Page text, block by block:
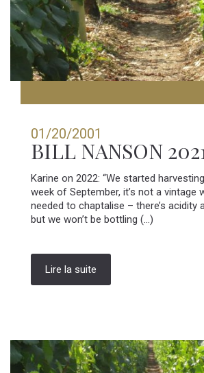
01/20/2001
BILL NANSON
Karine on 2022: “We started
week of September, it’s not a vintage
needed to chaptalise – there’s acidity
but we won’t be bottling (...)
Lire la suite